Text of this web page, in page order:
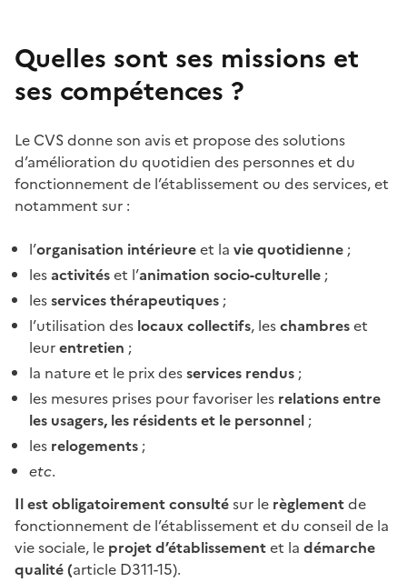
Quelles sont ses missions et
ses compétences ?
Le CVS donne son avis et propose des solutions
d’amélioration du quotidien des personnes et du
fonctionnement de l’établissement ou des services, et
notamment sur :
l’organisation intérieureet la vie quotidienne ;
lesactivitéset l’animation socio-culturelle ;
lesservices thérapeutiques ;
l’utilisation des locaux collectifs, leschambreset
leurentretien ;
la nature et le prix desservices rendus ;
les mesures prises pour favoriser les relations entre
les usagers, les résidents et le personnel ;
les relogements ;
etc.
Il est obligatoirement consultésur le règlementde
fonctionnement de l’établissement et du conseil de la
vie sociale, le projet d’établissementet la démarche
qualité (article D311-15).